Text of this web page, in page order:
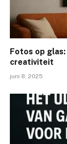
Fotos op
creativiteit
juni 8, 2025